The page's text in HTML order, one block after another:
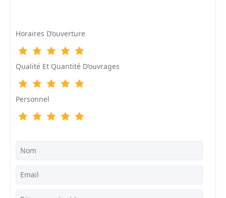
Horaires D’ouverture
Qualité Et Quantité D’ouvrages
Personnel